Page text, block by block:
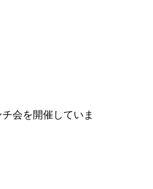
会を開催していま